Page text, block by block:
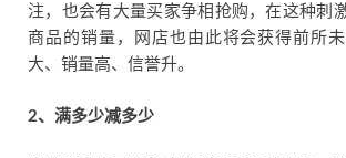
注，也会有大量买家争相抢购，在这种刺
商品的销量，网店也由此将会获得前所
大、销量高、信誉升。
2、满多少减多少